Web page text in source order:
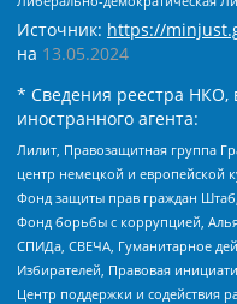
Источник: https://
на 13.05.2024
* Сведения реестра
иностранного агента:
Лилит, Правозащитная группа
центр немецкой и европейской
Фонд защиты прав граждан
Фонд борьбы с коррупцией,
СПИДа, СВЕЧА, Гуманитарное
Избирателей, Правовая
Центр поддержки и содействия